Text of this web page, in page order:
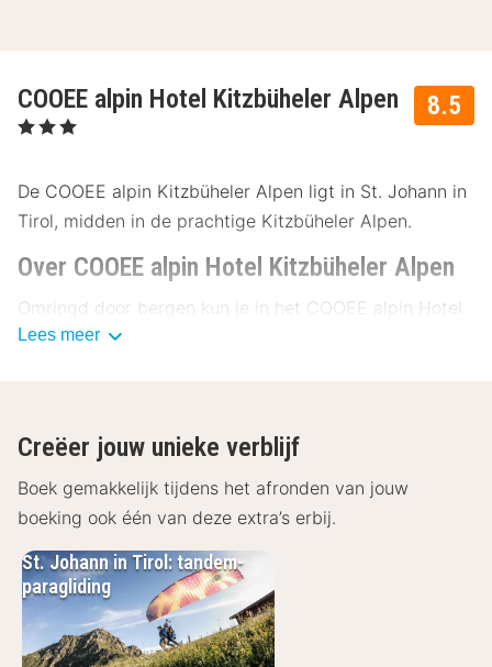
8.5
COOEE alpin Hotel Kitzbüheler Alpen
, 3 Sterren
De COOEE alpin Kitzbüheler Alpen ligt in St. Johann in
Tirol, midden in de prachtige Kitzbüheler Alpen.
Over COOEE alpin Hotel Kitzbüheler Alpen
Omringd door bergen kun je in het COOEE alpin Hotel
Kitzbüheler Alpen een heerlijke vakantie doorbrengen.
hotelgast heb je dagelijks maximaal 3 uur gratis
toegang. Direct bij het hotel vindt je gratis
parkeerplaatsen.
Faciliteiten COOEE alpin Hotel Kitzbüheler
Alpen
Alle kamers van het COOEE alpin Hotel Kitzbüheler
Alpen zijn vrolijk ingericht en voorzien van een
Lees meer
Creëer jouw unieke verblijf
Boek gemakkelijk tijdens het afronden van jouw
boeking ook één van deze extra’s erbij.
St. Johann in Tirol: tandem-
paragliding